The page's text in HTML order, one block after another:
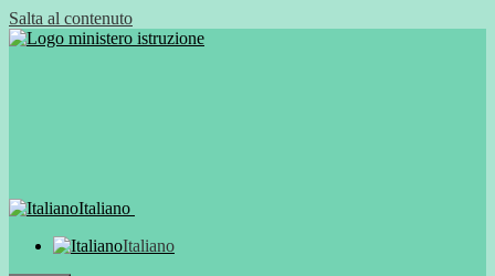
Salta al contenuto
Italiano
Italiano